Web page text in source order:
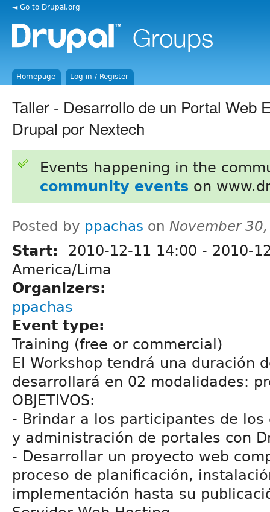
◄ Go to Drupal.org
Homepage Log in / Register
Taller - Desarrollo de un Portal Web
Drupal por Nextech
Events happening in the
community eventson
Posted by ppachas on November
Start: 2010-12-11 14:00 - 2010-
America/Lima
Organizers:
ppachas
Event type:
Training (free or commercial)
El Workshop tendrá una duración
desarrollará en 02 modalidades:
OBJETIVOS:
- Brindar a los participantes de
y administración de portales con
- Desarrollar un proyecto web
proceso de planificación,
implementación hasta su